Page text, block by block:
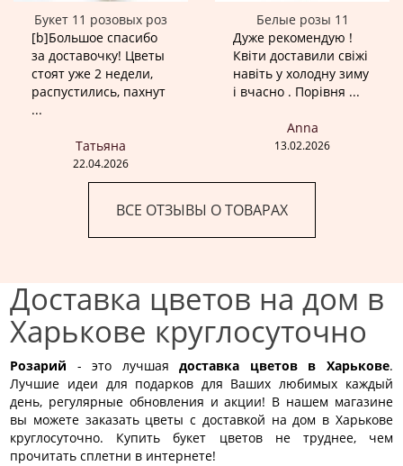
Букет 11 розовых роз
[b]Большое спасибо
за доставочку! Цветы
стоят уже 2 недели,
распустились, пахнут
...
Татьяна
22.04.2026
Белые розы 11
Дуже рекомендую !
Квіти доставили свіжі
навіть у холодну зиму
і вчасно . Порівня ...
Anna
13.02.2026
ВСЕ ОТЗЫВЫ О ТОВАРАХ
Доставка цветов на дом в
Харькове круглосуточно
Розарий - это лучшаядоставка цветов в Харькове.
Лучшие идеи для подарков для Ваших любимых каждый
день, регулярные обновления и акции! В нашем магазине
вы можете заказать цветы с доставкой на дом в Харькове
круглосуточно. Купить букет цветов не труднее, чем
прочитать сплетни в интернете!